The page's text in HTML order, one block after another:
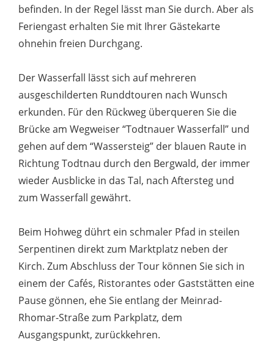
befinden. In der Regel lässt man Sie durch. Aber als
Feriengast erhalten Sie mit Ihrer Gästekarte
ohnehin freien Durchgang.
Der Wasserfall lässt sich auf mehreren
ausgeschilderten Runddtouren nach Wunsch
erkunden. Für den Rückweg überqueren Sie die
Brücke am Wegweiser “Todtnauer Wasserfall” und
gehen auf dem “Wassersteig” der blauen Raute in
Richtung Todtnau durch den Bergwald, der immer
wieder Ausblicke in das Tal, nach Aftersteg und
zum Wasserfall gewährt.
Beim Hohweg dührt ein schmaler Pfad in steilen
Serpentinen direkt zum Marktplatz neben der
Kirch. Zum Abschluss der Tour können Sie sich in
einem der Cafés, Ristorantes oder Gaststätten eine
Pause gönnen, ehe Sie entlang der Meinrad-
Rhomar-Straße zum Parkplatz, dem
Ausgangspunkt, zurückkehren.